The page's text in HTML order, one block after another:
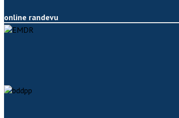
online randevu